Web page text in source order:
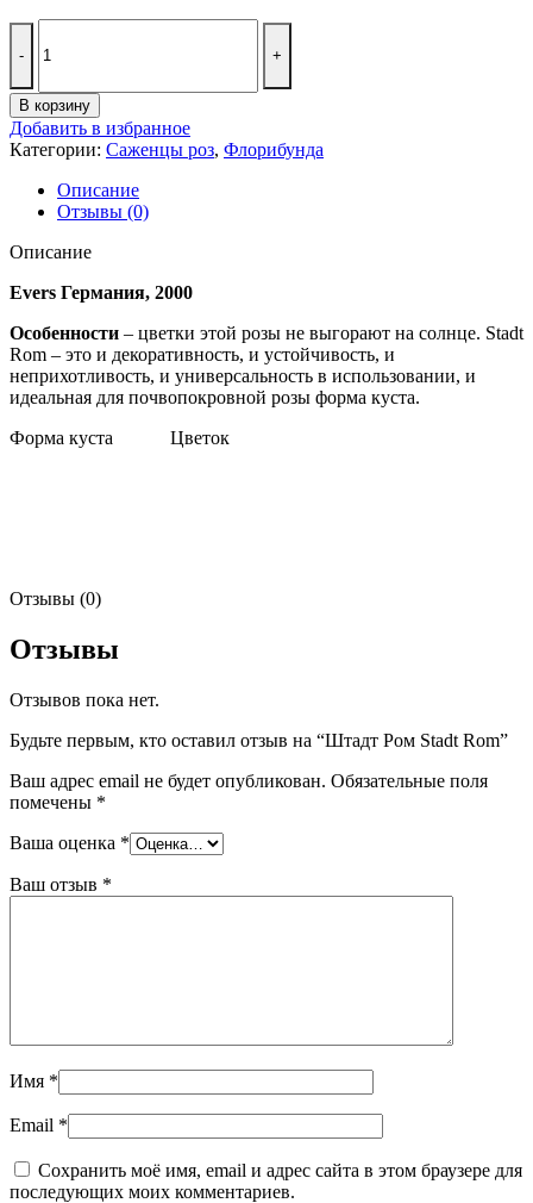
товара
Ром
Stadt
Rom
В корзину
Добавить в избранное
Категории: Саженцы роз, Флорибунда
Описание
Отзывы (0)
Описание
Evers Германия, 2000
Особенности – цветки этой розы не выгорают на солнце. Stadt
Rom – это и декоративность, и устойчивость, и
неприхотливость, и универсальность в использовании, и
идеальная для почвопокровной розы форма куста.
Форма куста Цветок
Отзывы (0)
Отзывы
Отзывов пока нет.
Будьте первым, кто оставил отзыв на “Штадт Ром Stadt Rom”
Ваш адрес email не будет опубликован. Обязательные поля
помечены *
Ваша оценка *
Ваш отзыв *
Имя *
Email *
Сохранить моё имя, email и адрес сайта в этом браузере для
последующих моих комментариев.